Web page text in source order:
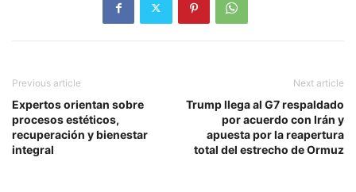
Previous article
Expertos orientan sobre
procesos estéticos,
recuperación y bienestar
integral
Next article
Trump llega al G7 respaldado
por acuerdo con Irán y
apuesta por la reapertura
total del estrecho de Ormuz